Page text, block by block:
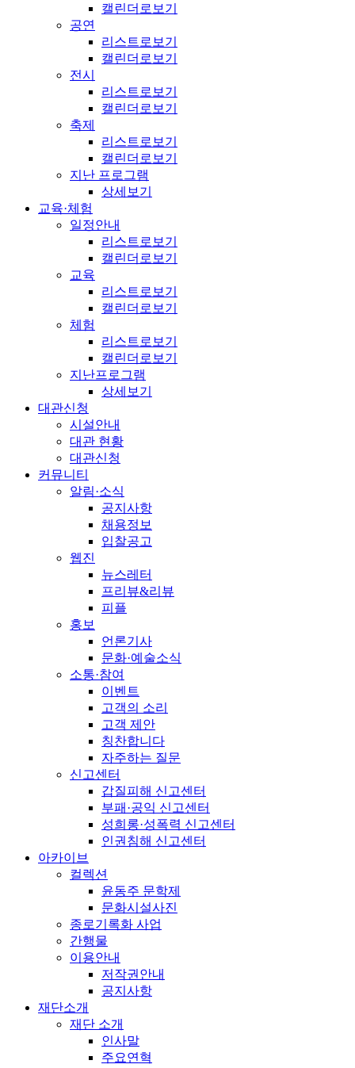
캘린더로보기
공연
리스트로보기
캘린더로보기
전시
리스트로보기
캘린더로보기
축제
리스트로보기
캘린더로보기
지난 프로그램
상세보기
교육·체험
일정안내
리스트로보기
캘린더로보기
교육
리스트로보기
캘린더로보기
체험
리스트로보기
캘린더로보기
지난프로그램
상세보기
대관신청
시설안내
대관 현황
대관신청
커뮤니티
알림·소식
공지사항
채용정보
입찰공고
웹진
뉴스레터
프리뷰&리뷰
피플
홍보
언론기사
문화·예술소식
소통·참여
이벤트
고객의 소리
고객 제안
칭찬합니다
자주하는 질문
신고센터
갑질피해 신고센터
부패·공익 신고센터
성희롱·성폭력 신고센터
인권침해 신고센터
아카이브
컬렉션
윤동주 문학제
문화시설사진
종로기록화 사업
간행물
이용안내
저작권안내
공지사항
재단소개
재단 소개
인사말
주요연혁